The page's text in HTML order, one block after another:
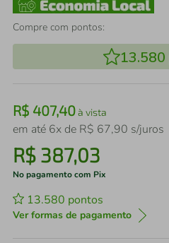
Compre com pontos:
13.580
R$ 407,40à vista
em até 6x de R$ 67,90 s/juros
R$ 387,03
No pagamento com Pix
13.580 pontos
Ver formas de pagamento